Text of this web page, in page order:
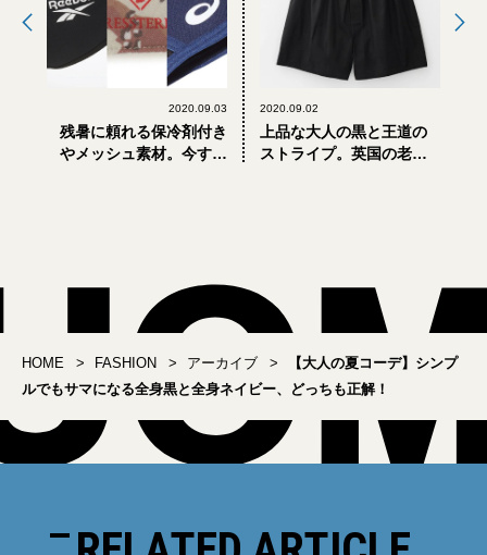
2020.09.03
残暑に頼れる保冷剤付き
やメッシュ素材。今すぐ
2020.09.02
上品な大人の黒と王道の
ストライプ。英国の老
HOME FASHION アーカイブ
【大人の夏コーデ】シンプ
ルでもサマになる全身黒と全身ネイビー、どっちも正解！